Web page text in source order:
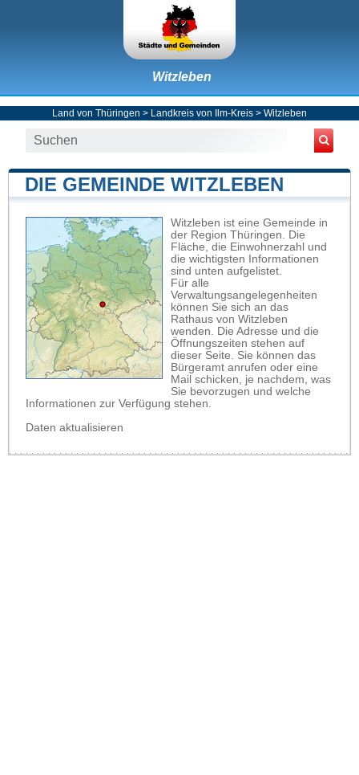
Witzleben
Land von Thüringen > Landkreis von Ilm-Kreis > Witzleben
DIE GEMEINDE WITZLEBEN
Witzleben ist eine Gemeinde in
der Region Thüringen. Die
Fläche, die Einwohnerzahl und
die wichtigsten Informationen
sind unten aufgelistet.
Für alle
Verwaltungsangelegenheiten
können Sie sich an das
Rathaus von Witzleben
wenden. Die Adresse und die
Öffnungszeiten stehen auf
dieser Seite. Sie können das
Bürgeramt anrufen oder eine
Mail schicken, je nachdem, was
Sie bevorzugen und welche
Informationen zur Verfügung stehen.
Daten aktualisieren